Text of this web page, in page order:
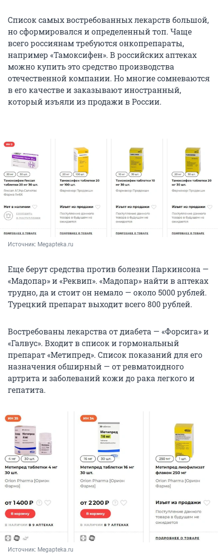
Список самых востребованных лекарств большой,
но сформировался и определенный топ. Чаще
всего россиянам требуются онкопрепараты,
например «Тамоксифен». В российских аптеках
можно купить это средство производства
отечественной компании. Но многие сомневаются
в его качестве и заказывают иностранный,
который изъяли из продажи в России.
Источник: Megapteka.ru
Еще берут средства против болезни Паркинсона —
«Мадопар» и «Реквип». «Мадопар» найти в аптеках
трудно, да и стоит он немало — около 5000 рублей.
Турецкий препарат выходит всего 800 рублей.
Востребованы лекарства от диабета — «Форсига» и
«Галвус». Входит в список и гормональный
препарат «Метипред». Список показаний для его
назначения обширный — от ревматоидного
артрита и заболеваний кожи до рака легкого и
гепатита.
Источник: Megapteka.ru